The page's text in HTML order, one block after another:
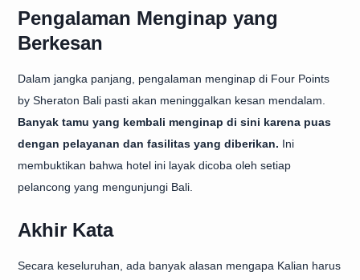
Pengalaman Menginap yang
Berkesan
Dalam jangka panjang, pengalaman menginap di Four Points
by Sheraton Bali pasti akan meninggalkan kesan mendalam.
Banyak tamu yang kembali menginap di sini karena puas
dengan pelayanan dan fasilitas yang diberikan. Ini
membuktikan bahwa hotel ini layak dicoba oleh setiap
pelancong yang mengunjungi Bali.
Akhir Kata
Secara keseluruhan, ada banyak alasan mengapa Kalian harus